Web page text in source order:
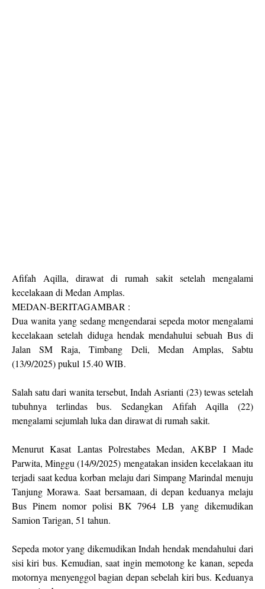
Afifah Aqilla, dirawat di rumah sakit setelah mengalami
kecelakaan di Medan Amplas.
MEDAN-BERITAGAMBAR :
Dua wanita yang sedang mengendarai sepeda motor mengalami
kecelakaan setelah diduga hendak mendahului sebuah Bus di
Jalan SM Raja, Timbang Deli, Medan Amplas, Sabtu
(13/9/2025) pukul 15.40 WIB.
Salah satu dari wanita tersebut, Indah Asrianti (23) tewas setelah
tubuhnya terlindas bus. Sedangkan Afifah Aqilla (22)
mengalami sejumlah luka dan dirawat di rumah sakit.
Menurut Kasat Lantas Polrestabes Medan, AKBP I Made
Parwita, Minggu (14/9/2025) mengatakan insiden kecelakaan itu
terjadi saat kedua korban melaju dari Simpang Marindal menuju
Tanjung Morawa. Saat bersamaan, di depan keduanya melaju
Bus Pinem nomor polisi BK 7964 LB yang dikemudikan
Samion Tarigan, 51 tahun.
Sepeda motor yang dikemudikan Indah hendak mendahului dari
sisi kiri bus. Kemudian, saat ingin memotong ke kanan, sepeda
motornya menyenggol bagian depan sebelah kiri bus. Keduanya